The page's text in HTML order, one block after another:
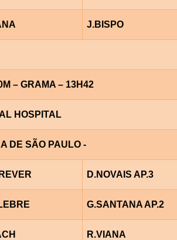
J.BISPO
– GRAMA – 13H42
HOSPITAL
DE SÃO PAULO -
D.NOVAIS AP.3
G.SANTANA AP.2
R.VIANA